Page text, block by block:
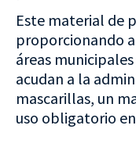
Este material de
proporcionando
áreas
acudan a la
mascarillas, un
uso obligatorio